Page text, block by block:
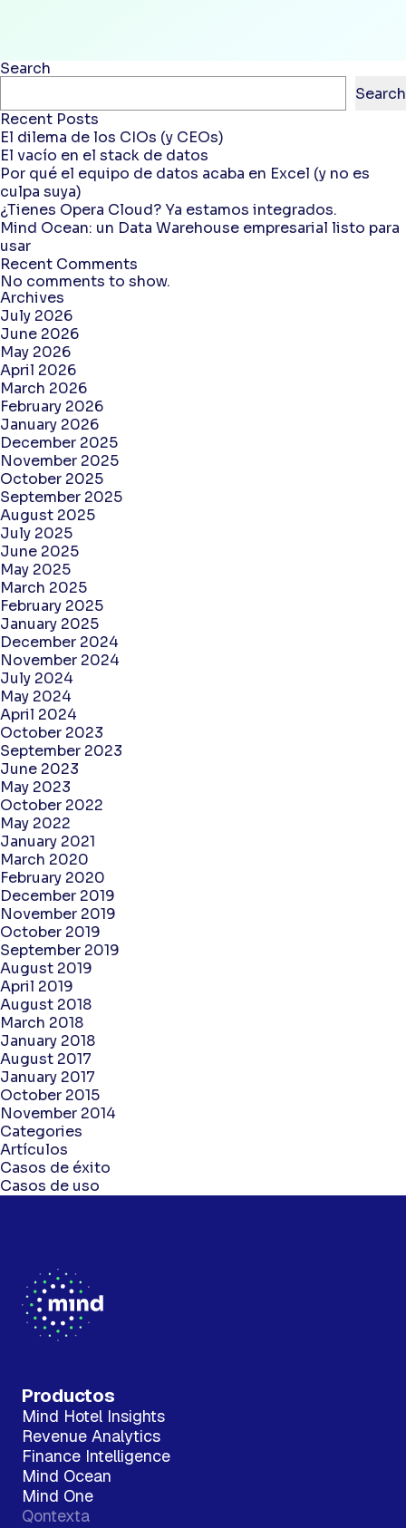
Search
Search
Recent Posts
El dilema de los CIOs (y CEOs)
El vacío en el stack de datos
Por qué el equipo de datos acaba en Excel (y no es
culpa suya)
¿Tienes Opera Cloud? Ya estamos integrados.
Mind Ocean: un Data Warehouse empresarial listo para
usar
Recent Comments
No comments to show.
Archives
July 2026
June 2026
May 2026
April 2026
March 2026
February 2026
January 2026
December 2025
November 2025
October 2025
September 2025
August 2025
July 2025
June 2025
May 2025
March 2025
February 2025
January 2025
December 2024
November 2024
July 2024
May 2024
April 2024
October 2023
September 2023
June 2023
May 2023
October 2022
May 2022
January 2021
March 2020
February 2020
December 2019
November 2019
October 2019
September 2019
August 2019
April 2019
August 2018
March 2018
January 2018
August 2017
January 2017
October 2015
November 2014
Categories
Artículos
Casos de éxito
Casos de uso
Productos
Mind Hotel Insights
Revenue Analytics
Finance Intelligence
Mind Ocean
Mind One
Qontexta